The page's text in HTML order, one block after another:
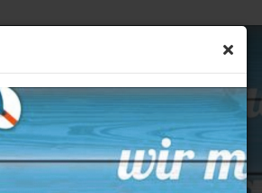
Noble Elegance K36 Viola